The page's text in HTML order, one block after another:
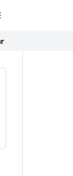
dan Bakti Sosial